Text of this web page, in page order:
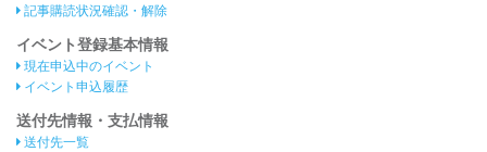
記事購読状況確認・解除
イベント登録基本情報
現在申込中のイベント
イベント申込履歴
送付先情報・支払情報
送付先一覧